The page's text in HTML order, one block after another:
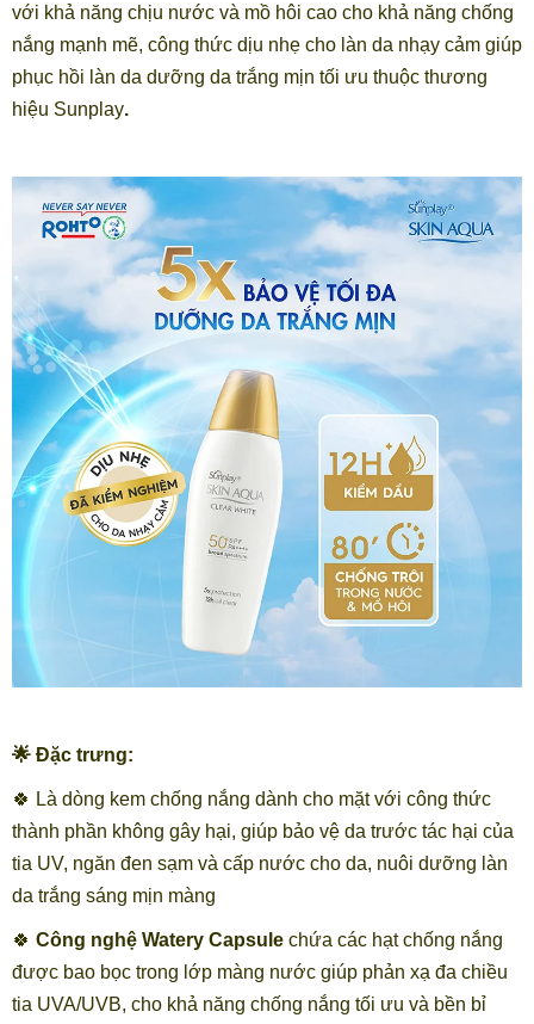
với khả năng chịu nước và mồ hôi cao cho khả năng chống
nắng mạnh mẽ, công thức dịu nhẹ cho làn da nhạy cảm giúp
phục hồi làn da dưỡng da trắng mịn tối ưu thuộc thương
hiệu Sunplay.
🌟 Đặc trưng:
🍀 Là dòng kem chống nắng dành cho mặt với công thức
thành phần không gây hại, giúp bảo vệ da trước tác hại của
tia UV, ngăn đen sạm và cấp nước cho da, nuôi dưỡng làn
da trắng sáng mịn màng
🍀 Công nghệ Watery Capsule chứa các hạt chống nắng
được bao bọc trong lớp màng nước giúp phản xạ đa chiều
tia UVA/UVB, cho khả năng chống nắng tối ưu và bền bỉ